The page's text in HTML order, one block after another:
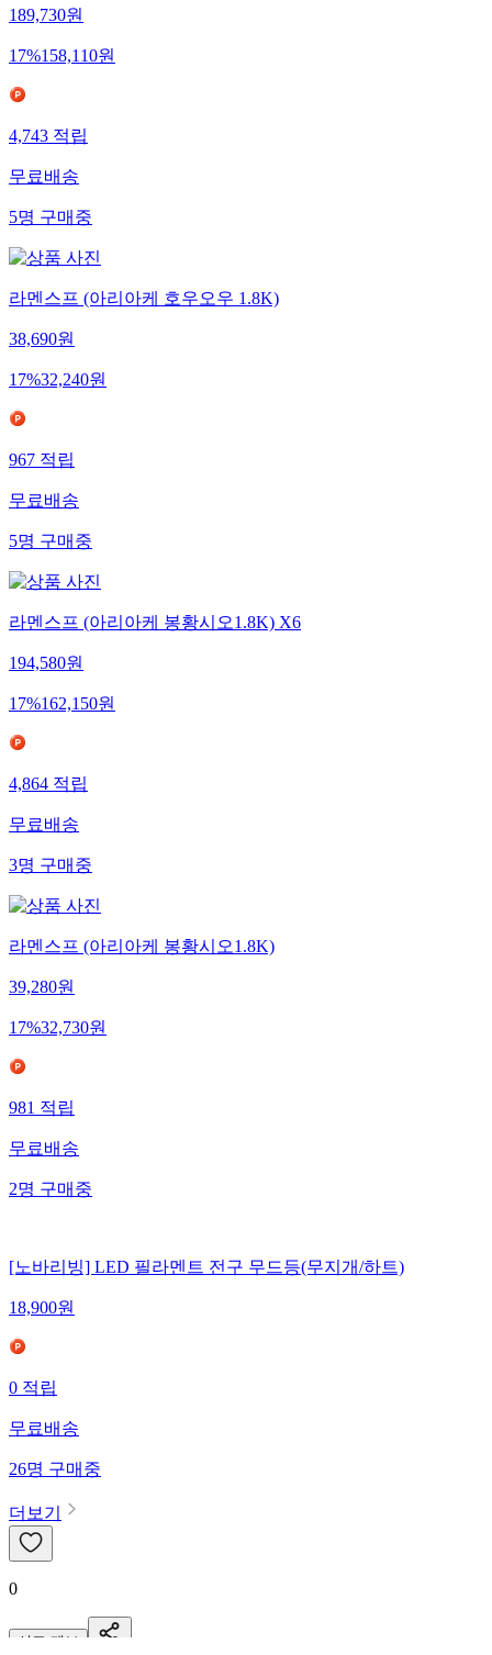
189,730원
17%158,110원
4,743적립
무료배송
5명구매중
라멘스프 (아리아케 호우오우 1.8K)
38,690원
17%32,240원
967적립
무료배송
5명구매중
라멘스프 (아리아케 봉황시오1.8K) X6
194,580원
17%162,150원
4,864적립
무료배송
3명구매중
라멘스프 (아리아케 봉황시오1.8K)
39,280원
17%32,730원
981적립
무료배송
2명구매중
[노바리빙] LED 필라멘트 전구 무드등(무지개/하트)
18,900원
0적립
무료배송
26명구매중
더보기
0